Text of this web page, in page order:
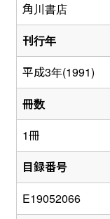
角川書店
刊行年
平成3年(1991)
冊数
1冊
目録番号
E19052066